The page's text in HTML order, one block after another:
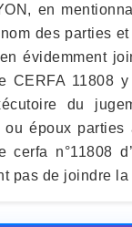
en
des parties
évidemment
CERFA 11808
du
ou époux
cerfa n°11808
pas de joindre